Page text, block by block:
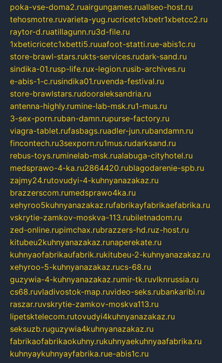
poka-vse-doma2.ruairgungames.ruallseo-host.ru
tehosmotre.ruvarieta-yug.rucricetc1xbetr1xbetcc2.ru
raytor-d.ruatillagunn.ru3d-file.ru
1xbeticricetc1xbetti5.ruuafoot-statti.rue-abis1c.ru
store-brawl-stars.rukts-services.rudark-sand.ru
sindika-01.rusp-life.rux-legion.rusib-archives.ru
e-abis-1-c.rusindika01.ruvenda-festival.ru
store-brawlstars.rudooraleksandria.ru
antenna-highly.rumine-lab-msk.ru1-mus.ru
3-sex-porn.ruban-damn.rupurse-factory.ru
viagra-tablet.rufasbags.ruadler-jun.rubandamn.ru
fincontech.ru3sexporn.ru1mus.rudarksand.ru
rebus-toys.ruminelab-msk.rualabuga-cityhotel.ru
medsprawo-4-ka.ru2864420.rublagodarenie-spb.ru
zajmy24.rutovudyi-4-kuhnyanazakaz.ru
brazzerscom.rumedsprawo4ka.ru
xehyroo5kuhnyanazakaz.rufabrikayfabrikaefabrika.ru
vskrytie-zamkov-moskva-113.rubiletnadom.ru
zed-online.rupimchax.rubrazzers-hd.ruz-host.ru
kitubeu2kuhnyanazakaz.runaperekate.ru
kuhnyaofabrikaufabrik.rukitubeu-2-kuhnyanazakaz.ru
xehyroo-5-kuhnyanazakaz.rucs-68.ru
guzywia-4-kuhnyanazakaz.rumir-tk.ruvlknrussia.ru
cs68.ruvladivostok-map.ruvideo-seks.rubankaribi.ru
raszar.ruvskrytie-zamkov-moskva113.ru
lipetsktelecom.rutovudyi4kuhnyanazakaz.ru
seksuzb.ruguzywia4kuhnyanazakaz.ru
fabrikaofabrikaokuhny.rukuhnyaekuhnyaafabrika.ru
kuhnyaykuhnyayfabrika.rue-abis1c.ru